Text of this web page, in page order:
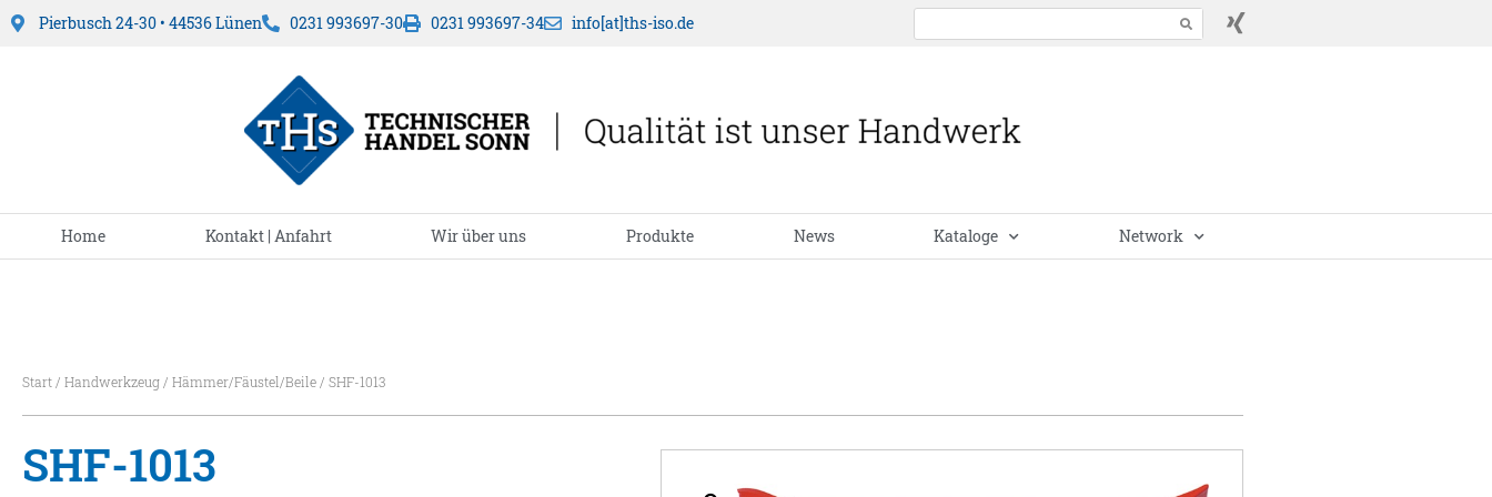
Pierbusch 24-30 • 44536 Lünen 0231 993697-30 0231 993697-34 info[at]ths-iso.de
Home Kontakt | Anfahrt Wir über uns Produkte News Kataloge Network
Start / Handwerkzeug / Hämmer/Fäustel/Beile / SHF-1013
SHF-1013